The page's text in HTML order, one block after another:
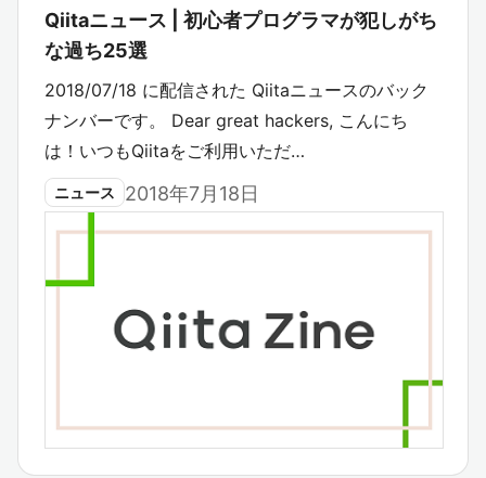
Qiitaニュース | 初心者プログラマが犯しがち
な過ち25選
2018/07/18 に配信された Qiitaニュースのバック
ナンバーです。 Dear great hackers, こんにち
は！いつもQiitaをご利用いただ…
ニュース 2018年7月18日